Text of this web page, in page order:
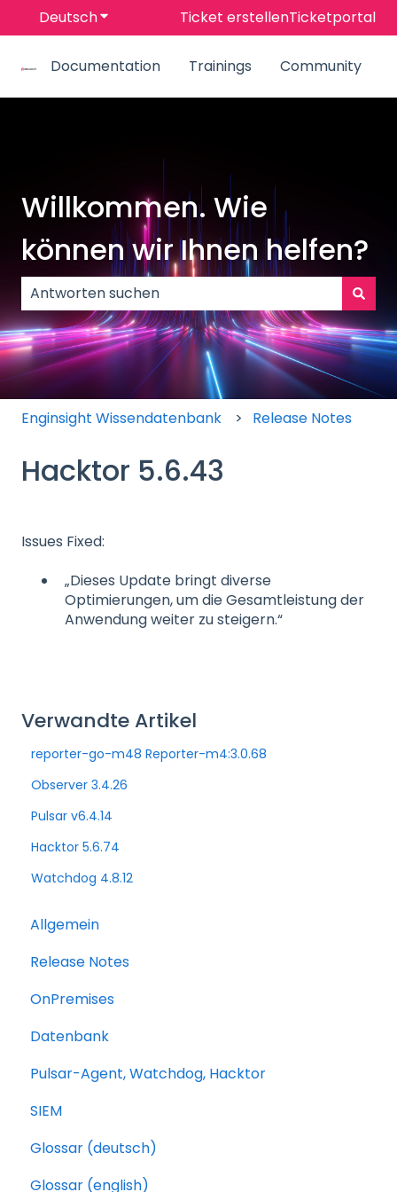
DeutschUntermenü für Übersetzungen anzeigen
Ticket erstellenTicketportal
Documentation Trainings Community
Willkommen. Wie
können wir Ihnen helfen?
Es gibt keine Vorschläge, da das Suchfeld leer ist.
Enginsight Wissendatenbank Release Notes
Hacktor 5.6.43
Issues Fixed:
„Dieses Update bringt diverse
Optimierungen, um die Gesamtleistung der
Anwendung weiter zu steigern.“
Verwandte Artikel
reporter-go-m48 Reporter-m4:3.0.68
Observer 3.4.26
Pulsar v6.4.14
Hacktor 5.6.74
Watchdog 4.8.12
Allgemein
Release Notes
OnPremises
Datenbank
Pulsar-Agent, Watchdog, Hacktor
SIEM
Glossar (deutsch)
Glossar (english)